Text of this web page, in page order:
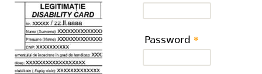
Password *